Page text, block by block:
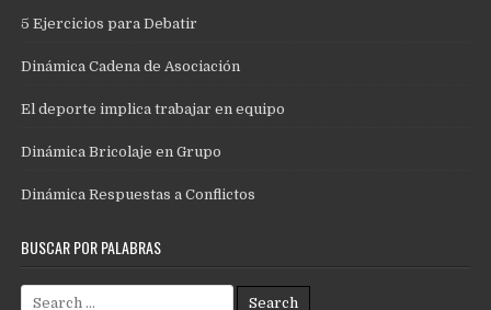
5 Ejercicios para Debatir
Dinámica Cadena de Asociación
El deporte implica trabajar en equipo
Dinámica Bricolaje en Grupo
Dinámica Respuestas a Conflictos
BUSCAR POR PALABRAS
Search